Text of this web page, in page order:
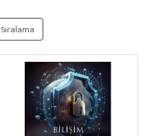
Sıralama